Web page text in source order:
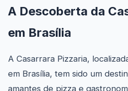
A Descoberta da
em Brasília
A Casarrara Pizzaria,
em Brasília, tem sido um
amantes de pizza e